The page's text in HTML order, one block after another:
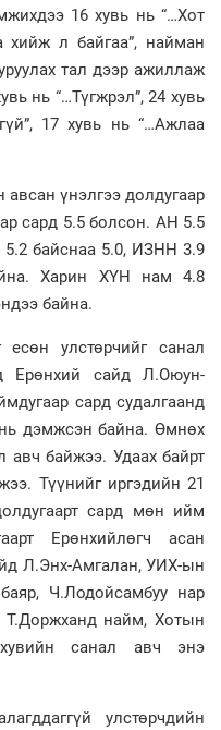
16 хувь нь “…Хот
хийж л байгаа”, найман
тал дээр ажиллаж
нь “…Түгжрэл”, 24 хувь
17 хувь нь “…Ажлаа
үнэлгээ долдугаар
сард 5.5 болсон. АН 5.5
байснаа 5.0, ИЗНН 3.9
Харин ХҮН нам 4.8
байна.
улстөрчийг санал
Ерөнхий сайд Л.Оюун-
сард судалгаанд
дэмжсэн байна. Өмнөх
авч байжээ. Удаах байрт
Түүнийг иргэдийн 21
сард мөн ийм
Ерөнхийлөгч асан
Л.Энх-Амгалан, УИХ-ын
Ч.Лодойсамбуу нар
Т.Доржханд найм, Хотын
санал авч энэ
улстөрчдийн